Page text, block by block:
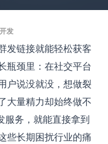
发
链接就能轻松获客
瓶颈里：在社交平台
户说没就没，想做裂
大量精力却始终做不
服务，就能直接拿到
些长期困扰行业的痛